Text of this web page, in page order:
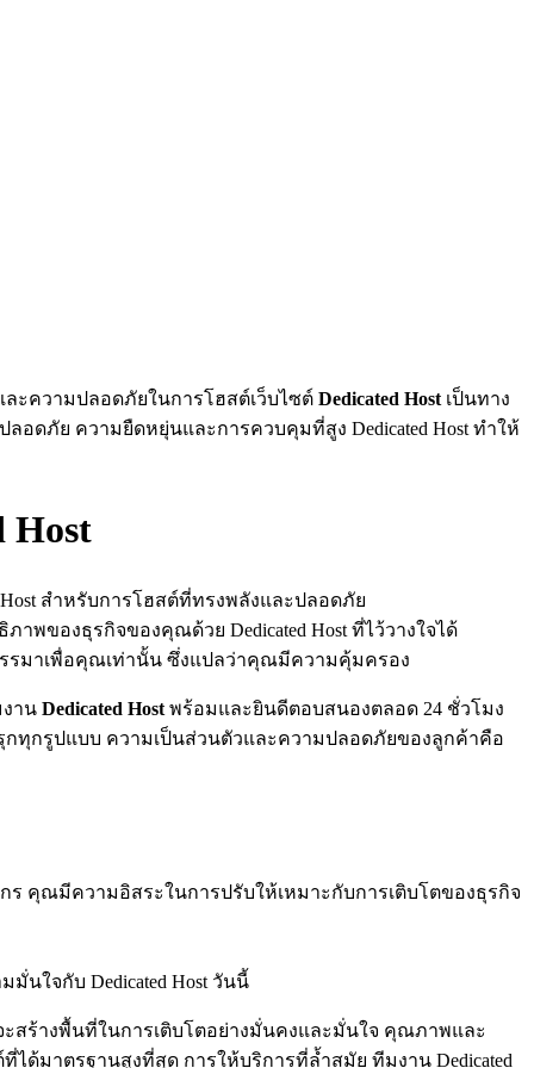
ะความปลอดภัยในการโฮสต์เว็บไซต์ Dedicated Host เป็นทาง
ดภัย ความยืดหยุ่นและการควบคุมที่สูง Dedicated Host ทำให้
Host
สำหรับการโฮสต์ที่ทรงพลังและปลอดภัย
พของธุรกิจของคุณด้วย Dedicated Host ที่ไว้วางใจได้
รมาเพื่อคุณเท่านั้น ซึ่งแปลว่าคุณมีความคุ้มครอง
าน Dedicated Host พร้อมและยินดีตอบสนองตลอด 24 ชั่วโมง
กทุกรูปแบบ ความเป็นส่วนตัวและความปลอดภัยของลูกค้าคือ
คุณมีความอิสระในการปรับให้เหมาะกับการเติบโตของธุรกิจ
ใจกับ Dedicated Host วันนี้
จะสร้างพื้นที่ในการเติบโตอย่างมั่นคงและมั่นใจ คุณภาพและ
ด้มาตรฐานสูงที่สุด การให้บริการที่ล้ำสมัย ทีมงาน Dedicated